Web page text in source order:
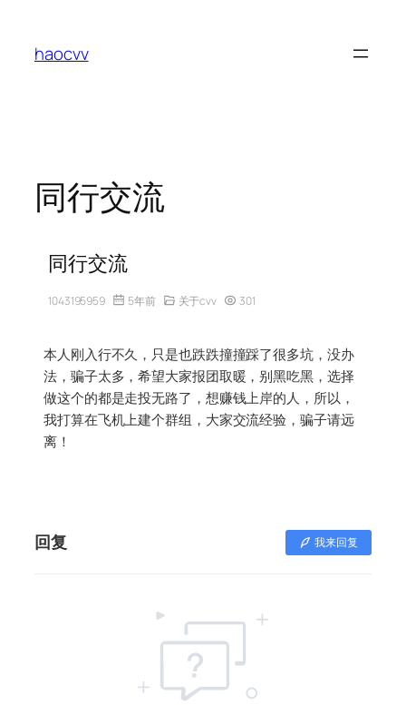
haocvv
同行交流
同行交流
1043195959 5年前 关于cvv 301
本人刚入行不久，只是也跌跌撞撞踩了很多坑，没办
法，骗子太多，希望大家报团取暖，别黑吃黑，选择
做这个的都是走投无路了，想赚钱上岸的人，所以，
我打算在飞机上建个群组，大家交流经验，骗子请远
离！
回复 我来回复